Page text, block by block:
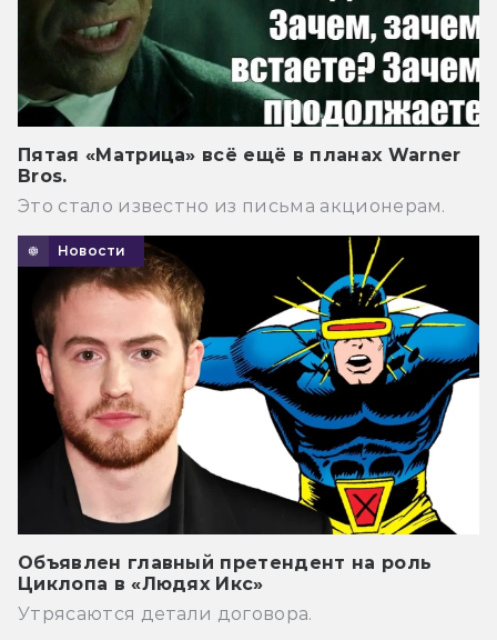
Пятая «Матрица» всё ещё в планах Warner
Bros.
Это стало известно из письма акционерам.
Новости
Объявлен главный претендент на роль
Циклопа в «Людях Икс»
Утрясаются детали договора.